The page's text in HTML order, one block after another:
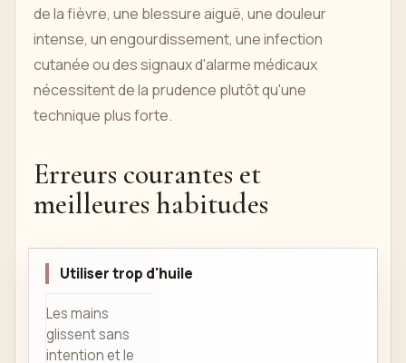
de la fièvre, une blessure aiguë, une douleur
intense, un engourdissement, une infection
cutanée ou des signaux d'alarme médicaux
nécessitent de la prudence plutôt qu'une
technique plus forte.
Erreurs courantes et
meilleures habitudes
Utiliser trop d'huile
Les mains
glissent sans
intention et le